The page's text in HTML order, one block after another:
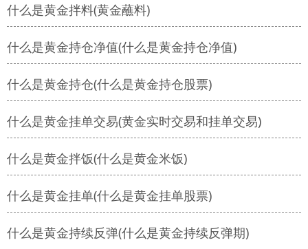
什么是黄金拌料(黄金蘸料)
什么是黄金持仓净值(什么是黄金持仓净值)
什么是黄金持仓(什么是黄金持仓股票)
什么是黄金挂单交易(黄金实时交易和挂单交易)
什么是黄金拌饭(什么是黄金米饭)
什么是黄金挂单(什么是黄金挂单股票)
什么是黄金持续反弹(什么是黄金持续反弹期)